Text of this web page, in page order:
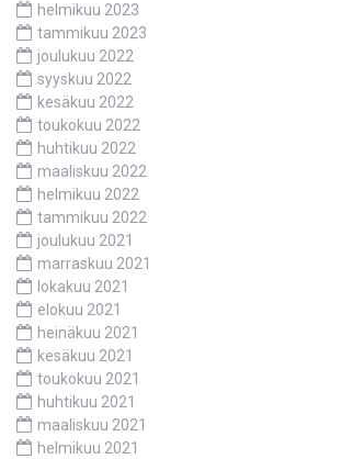
helmikuu 2023
tammikuu 2023
joulukuu 2022
syyskuu 2022
kesäkuu 2022
toukokuu 2022
huhtikuu 2022
maaliskuu 2022
helmikuu 2022
tammikuu 2022
joulukuu 2021
marraskuu 2021
lokakuu 2021
elokuu 2021
heinäkuu 2021
kesäkuu 2021
toukokuu 2021
huhtikuu 2021
maaliskuu 2021
helmikuu 2021